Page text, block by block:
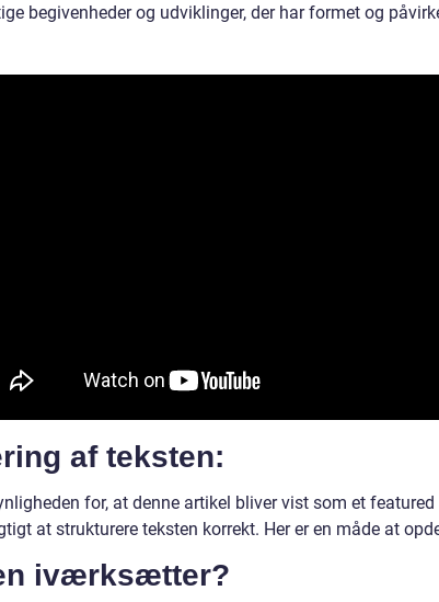
begivenheder og udviklinger, der har formet og
af teksten:
for, at denne artikel bliver vist som et
at strukturere teksten korrekt. Her er en måde at
iværksætter?